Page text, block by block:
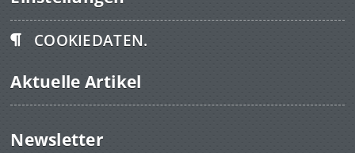
COOKIEDATEN.
Aktuelle Artikel
Newsletter